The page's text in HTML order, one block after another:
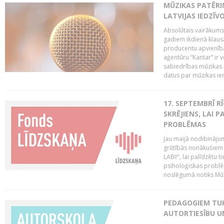
MŪZIKAS
LATVIJAS
Absolūtais
gadiem ikdienā
producentu
aģentūru “Kantar” ir
sabiedrības
datus par mūzikas
17. SEPTEMBRĪ
SKRĒJIENS, LAI
PROBLĒMAS
Jau maijā
grūtībās nonākušiem
LABI!”, lai palīdzētu
psiholoģiskas
noslēgumā notiks
PEDAGOGIEM
AUTORTIESĪBU